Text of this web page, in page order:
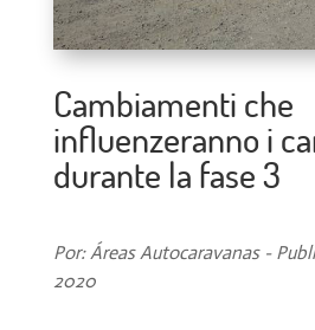
Cambiamenti che
influenzeranno i
durante la fase 3
Por: Áreas Autocaravanas -
2020